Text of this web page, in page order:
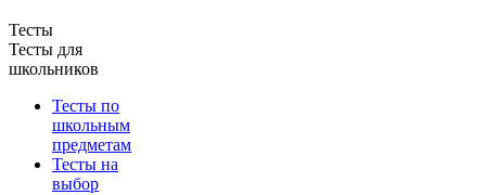
Тесты
Тесты для
школьников
Тесты по
школьным
предметам
Тесты на
выбор